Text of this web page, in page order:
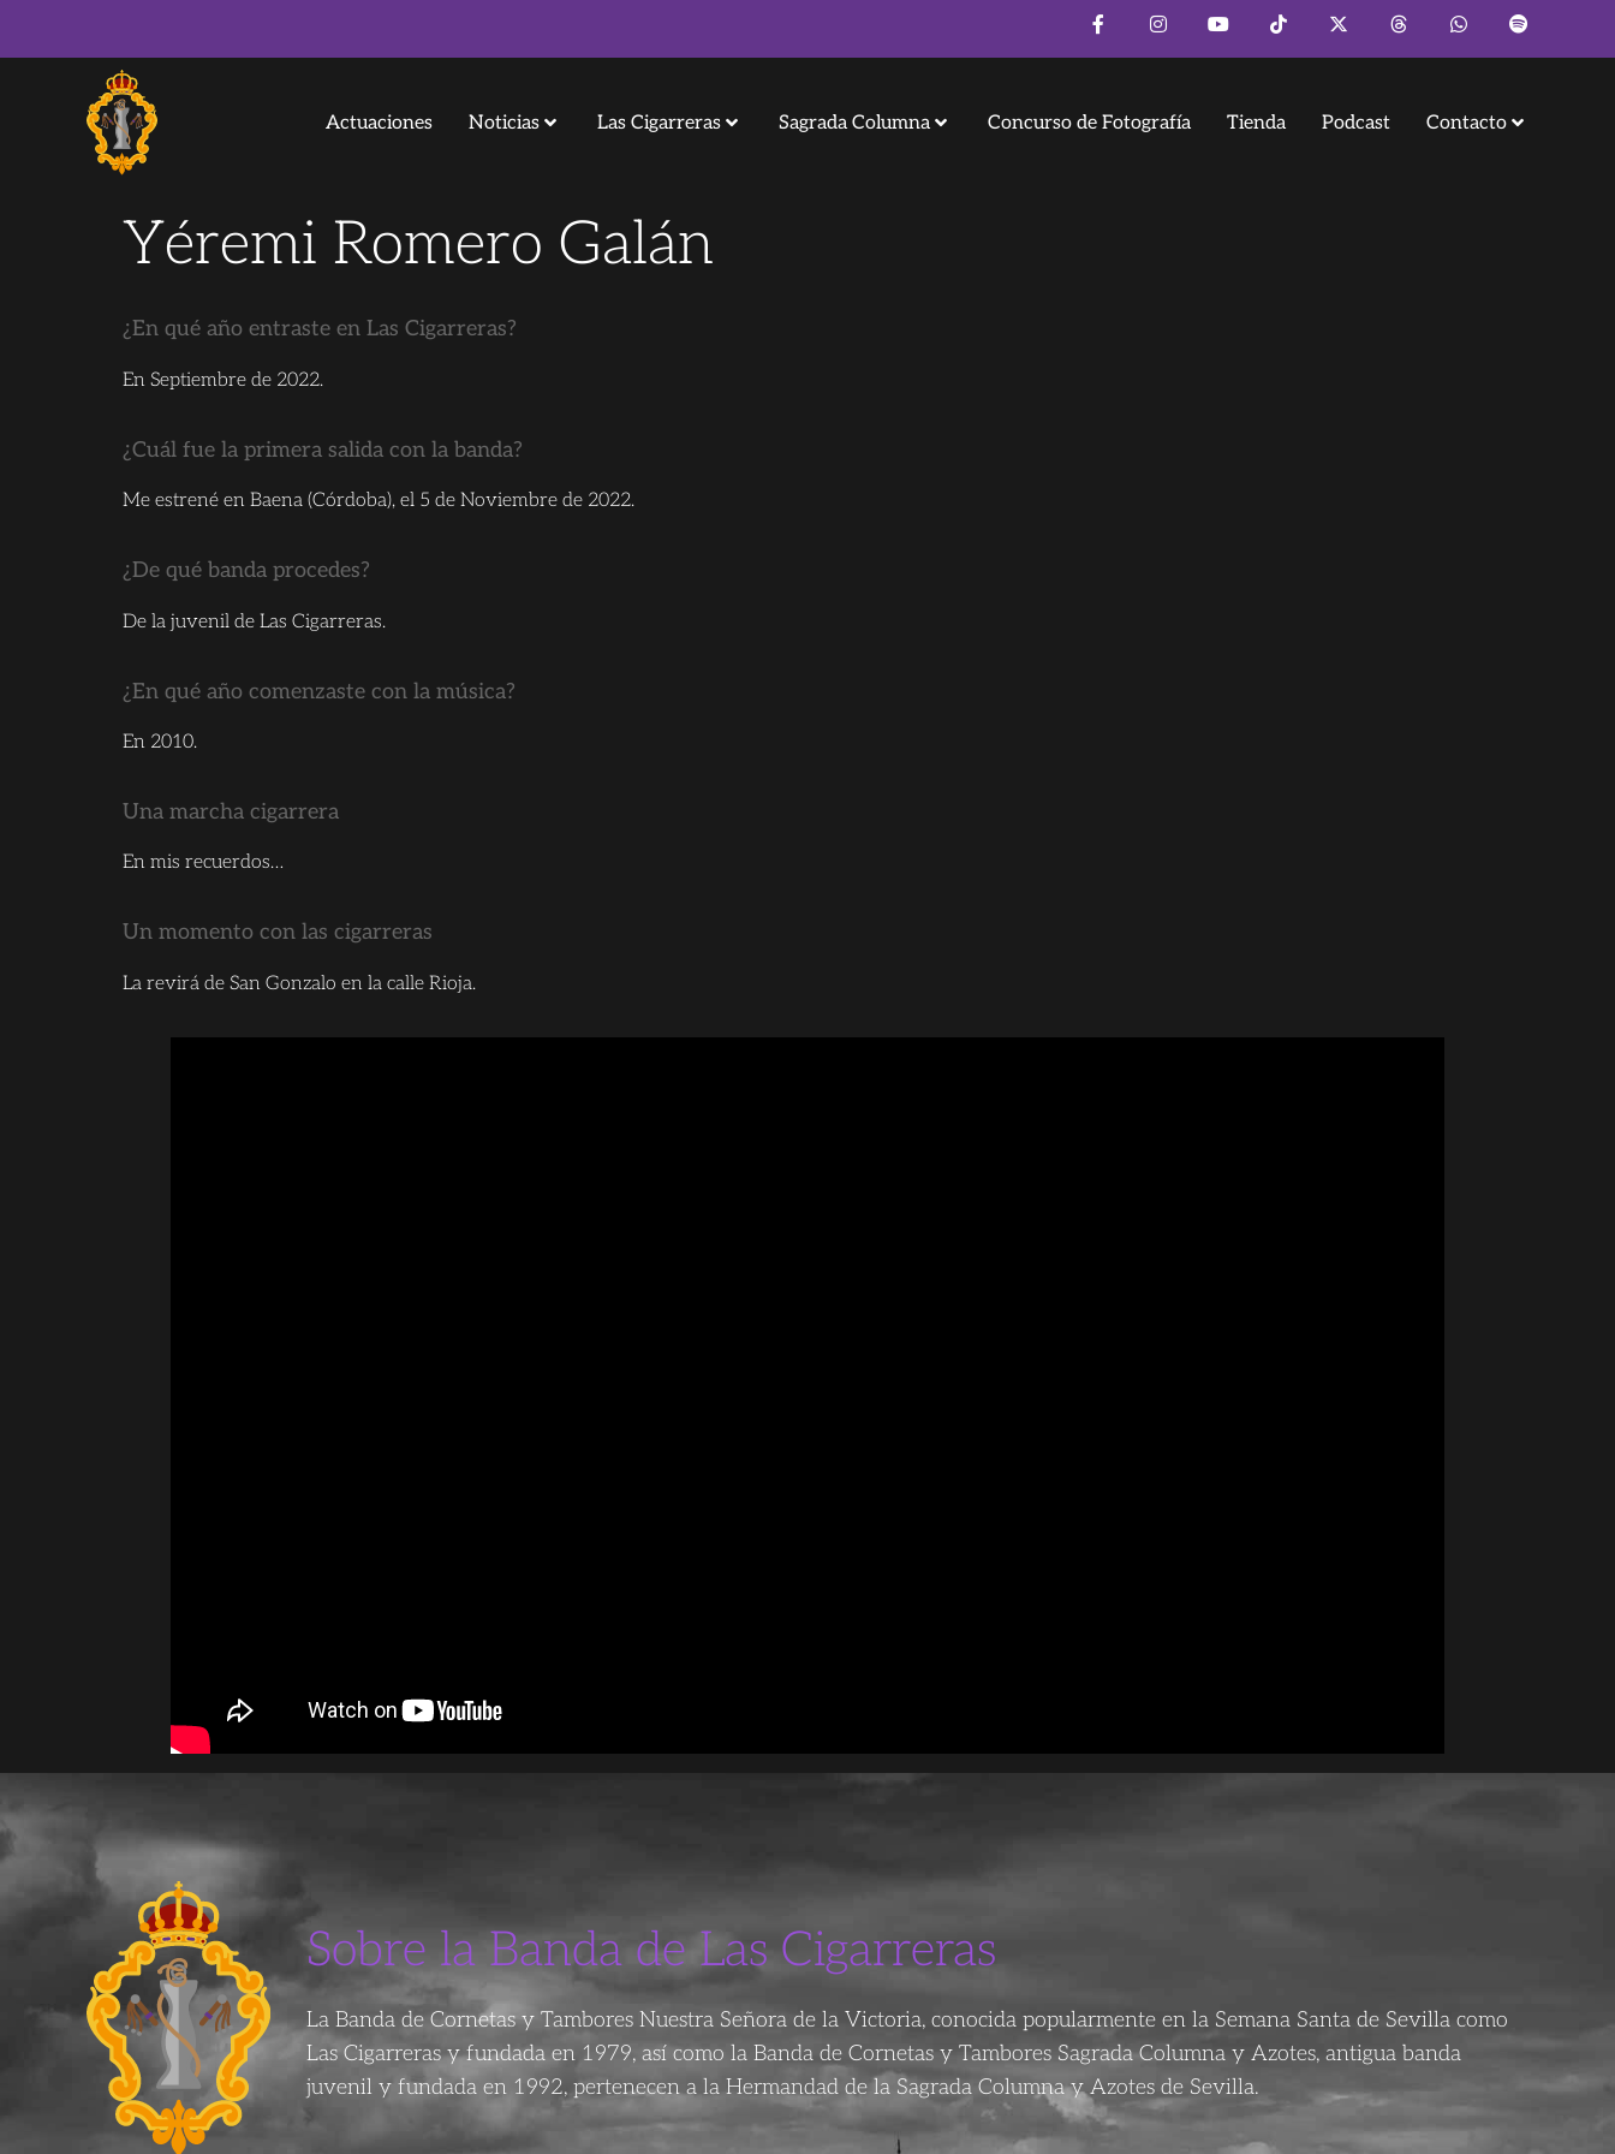
Actuaciones Noticias Las Cigarreras Sagrada Columna Concurso de Fotografía Tienda Podcast Contacto
Yéremi Romero Galán
¿En qué año entraste en Las Cigarreras?
En Septiembre de 2022.
¿Cuál fue la primera salida con la banda?
Me estrené en Baena (Córdoba), el 5 de Noviembre de 2022.
¿De qué banda procedes?
De la juvenil de Las Cigarreras.
¿En qué año comenzaste con la música?
En 2010.
Una marcha cigarrera
En mis recuerdos…
Un momento con las cigarreras
La revirá de San Gonzalo en la calle Rioja.
Sobre la Banda de Las Cigarreras
La Banda de Cornetas y Tambores Nuestra Señora de la Victoria, conocida popularmente en la Semana Santa de Sevilla como
Las Cigarreras y fundada en 1979, así como la Banda de Cornetas y Tambores Sagrada Columna y Azotes, antigua banda
juvenil y fundada en 1992, pertenecen a la Hermandad de la Sagrada Columna y Azotes de Sevilla.